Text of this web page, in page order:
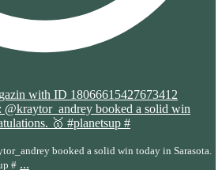
with ID 18066615427673412
booked a solid win today in Sarasota.
# ...